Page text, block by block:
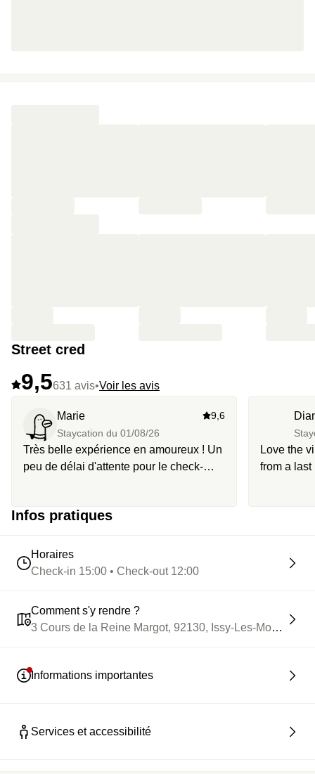
Street cred
9,5631 avis•Voir les avis
Marie
Staycation du 01/08/26
9,6
Très belle expérience en amoureux ! Un
peu de délai d'attente pour le check-
la réservation étaient au rdv. Super petit
hésiter.
Love the
from a last
Infos pratiques
Horaires
Check-in 15:00 • Check-out 12:00
Comment s'y rendre ?
3 Cours de la Reine Margot, 92130, Issy-Les-Moulineaux
Informations importantes
Services et accessibilité